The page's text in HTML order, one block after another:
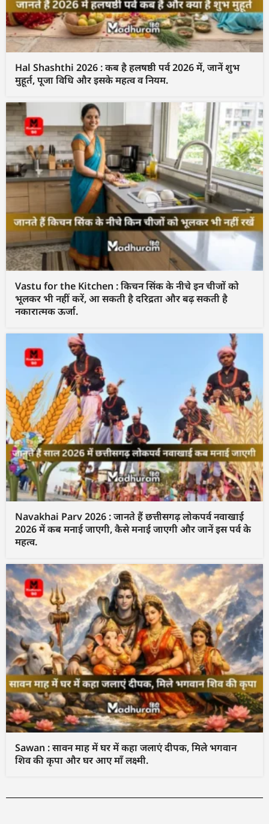
Hal Shashthi 2026 : कब है हलषष्ठी पर्व 2026 में, जानें शुभ
मुहूर्त, पूजा विधि और इसके महत्व व नियम.
Vastu for the Kitchen : किचन सिंक के नीचे इन चीजों को
भूलकर भी नहीं करें, आ सकती है दरिद्रता और बढ़ सकती है
नकारात्मक ऊर्जा.
Navakhai Parv 2026 : जानते हैं छत्तीसगढ़ लोकपर्व नवाखाई
2026 में कब मनाई जाएगी, कैसे मनाई जाएगी और जानें इस पर्व के
महत्व.
Sawan : सावन माह में घर में कहा जलाएं दीपक, मिले भगवान
शिव की कृपा और घर आए माँ लक्ष्मी.